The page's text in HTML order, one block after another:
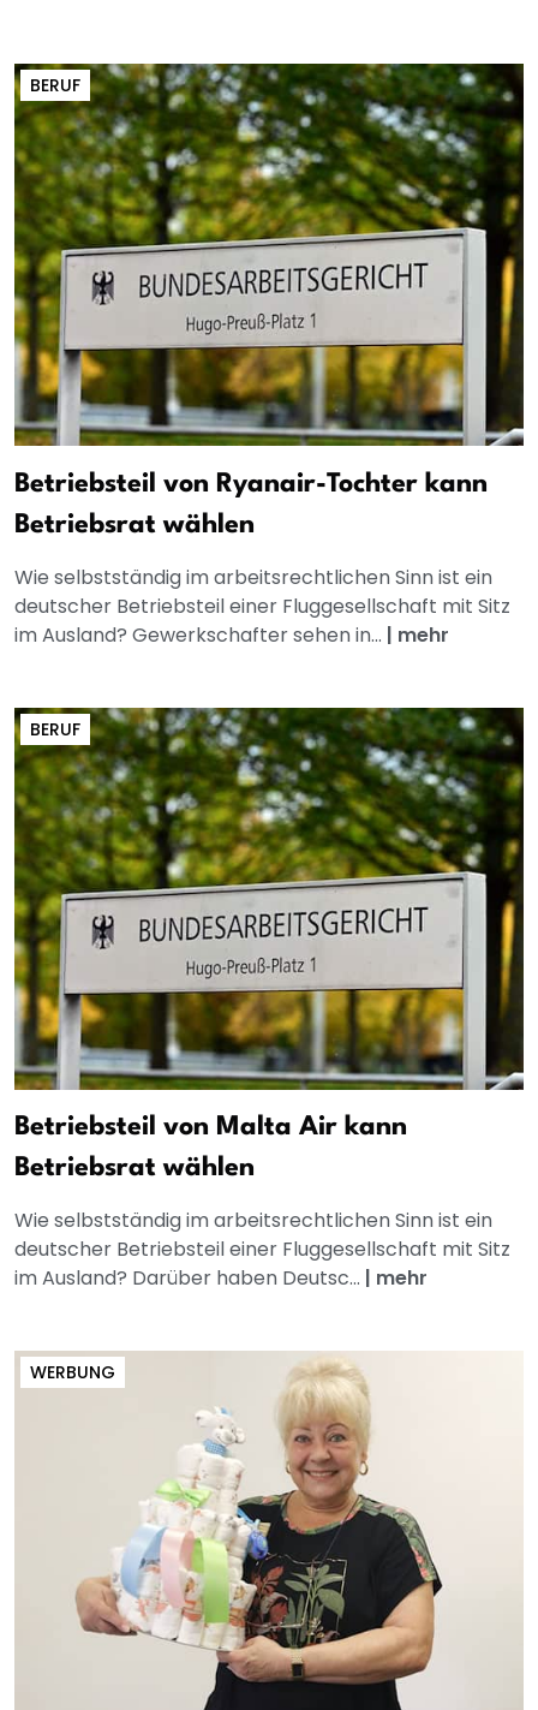
BERUF
Betriebsteil von Ryanair-Tochter kann
Betriebsrat wählen
Wie selbstständig im arbeitsrechtlichen Sinn ist ein
deutscher Betriebsteil einer Fluggesellschaft mit Sitz
im Ausland? Gewerkschafter sehen in... | mehr
BERUF
Betriebsteil von Malta Air kann
Betriebsrat wählen
Wie selbstständig im arbeitsrechtlichen Sinn ist ein
deutscher Betriebsteil einer Fluggesellschaft mit Sitz
im Ausland? Darüber haben Deutsc... | mehr
WERBUNG